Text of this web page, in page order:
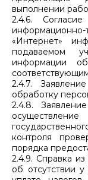
выполнении
2.4.6.
«Интернет»
подаваемом
информации
2.4.7.
обработку
2.4.8.
контроля
порядка
2.4.9. Справка
об отсутствии